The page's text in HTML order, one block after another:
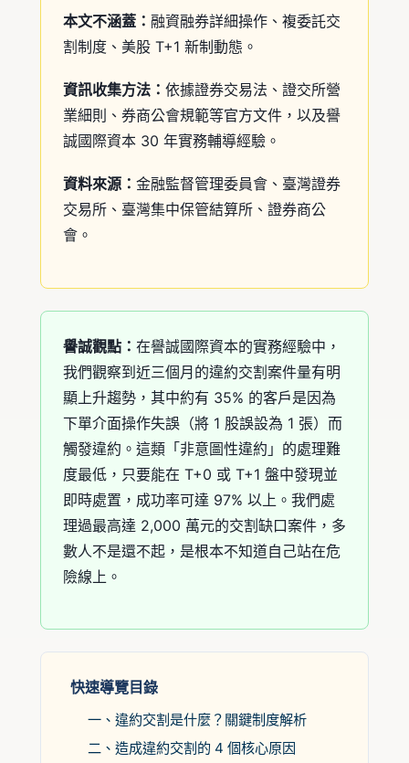
本文不涵蓋： 融資融券詳細操作、複委託交
割制度、美股 T+1 新制動態。
資訊收集方法： 依據證券交易法、證交所營
業細則、券商公會規範等官方文件，以及譽
誠國際資本 30 年實務輔導經驗。
資料來源： 金融監督管理委員會、臺灣證券
交易所、臺灣集中保管結算所、證券商公
會。
譽誠觀點： 在譽誠國際資本的實務經驗中，
我們觀察到近三個月的違約交割案件量有明
顯上升趨勢，其中約有 35% 的客戶是因為
下單介面操作失誤（將 1 股誤設為 1 張）而
觸發違約。這類「非意圖性違約」的處理難
度最低，只要能在 T+0 或 T+1 盤中發現並
即時處置，成功率可達 97% 以上。我們處
理過最高達 2,000 萬元的交割缺口案件，多
數人不是還不起，是根本不知道自己站在危
險線上。
快速導覽目錄
一、違約交割是什麼？關鍵制度解析
二、造成違約交割的 4 個核心原因